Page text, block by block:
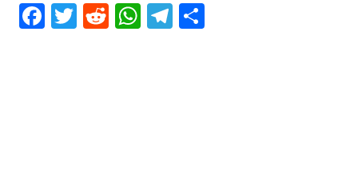
Facebook
Twitter
RedditWhatsApp
Telegram